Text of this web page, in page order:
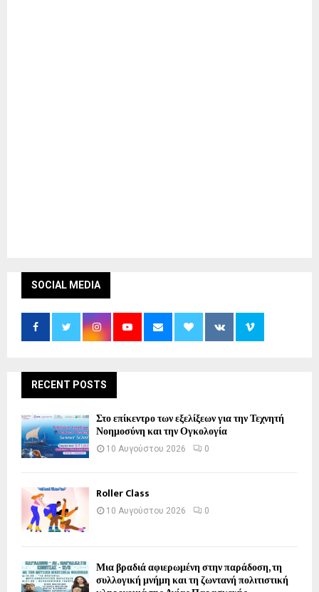
SOCIAL MEDIA
RECENT POSTS
Στο επίκεντρο των εξελίξεων για την Τεχνητή
Νοημοσύνη και την Ογκολογία
10 Αυγούστου 2026 0
Roller Class
10 Αυγούστου 2026 0
Μια βραδιά αφιερωμένη στην παράδοση, τη
συλλογική μνήμη και τη ζωντανή πολιτιστική